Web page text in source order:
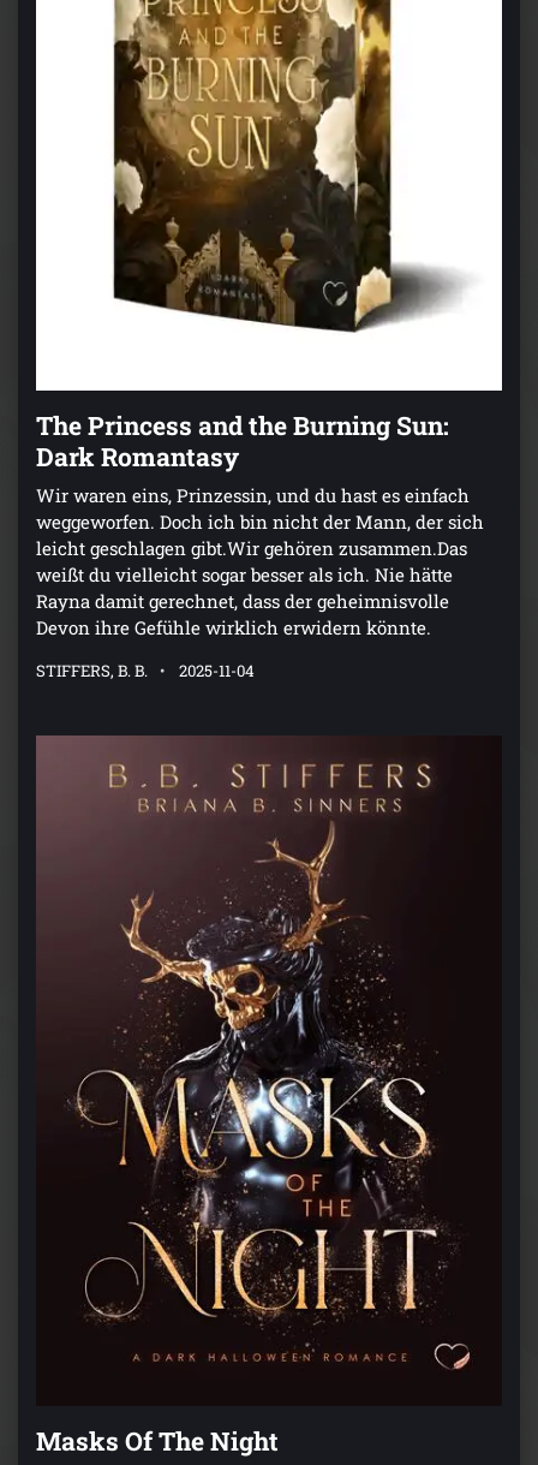
The Princess and the Burning Sun:
Dark Romantasy
Wir waren eins, Prinzessin, und du hast es einfach
weggeworfen. Doch ich bin nicht der Mann, der sich
leicht geschlagen gibt.Wir gehören zusammen.Das
weißt du vielleicht sogar besser als ich. Nie hätte
Rayna damit gerechnet, dass der geheimnisvolle
Devon ihre Gefühle wirklich erwidern könnte.
STIFFERS, B. B. 2025-11-04
Masks Of The Night